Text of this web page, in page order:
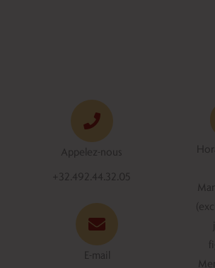
Appelez-nous
+32.492.44.32.05
E-mail